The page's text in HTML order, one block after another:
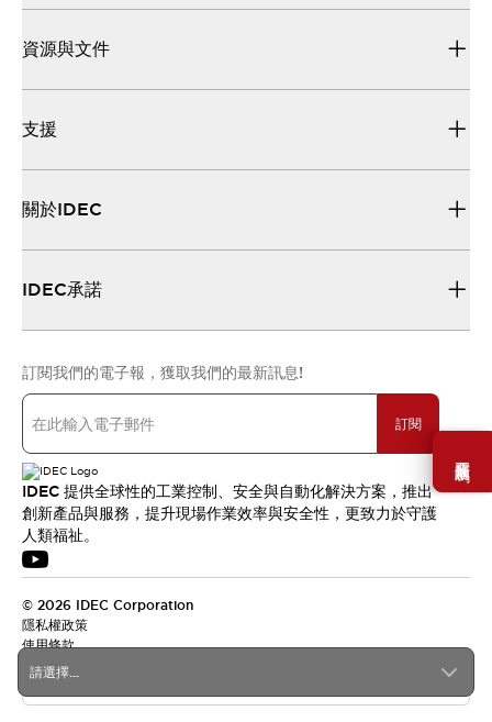
需要幫助嗎？
請選擇...
資源與文件
支援
關於IDEC
IDEC承諾
訂閱我們的電子報，獲取我們的最新訊息!
訂閱
IDEC 提供全球性的工業控制、安全與自動化解決方案，推出
創新產品與服務，提升現場作業效率與安全性，更致力於守護
人類福祉。
© 2026 IDEC Corporation
隱私權政策
使用條款
台灣